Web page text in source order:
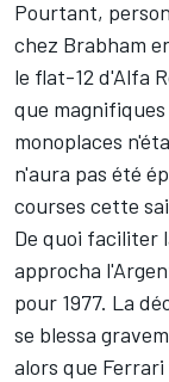
Pourtant,
chez Brabham
le flat-12 d'Alfa
que
monoplaces
n'aura pas été
courses cette
De quoi faciliter
approcha
pour 1977. La
se blessa
alors que